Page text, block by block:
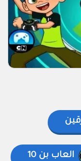
العاب بن 10